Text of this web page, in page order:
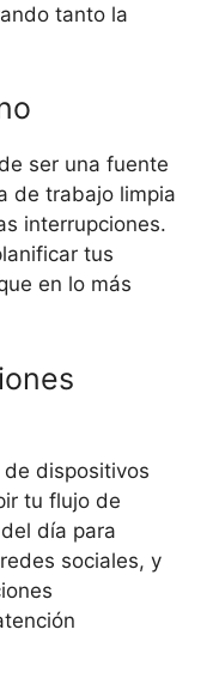
tanto la
ser una fuente
de trabajo limpia
interrupciones.
tus
en lo más
dispositivos
tu flujo de
día para
sociales, y